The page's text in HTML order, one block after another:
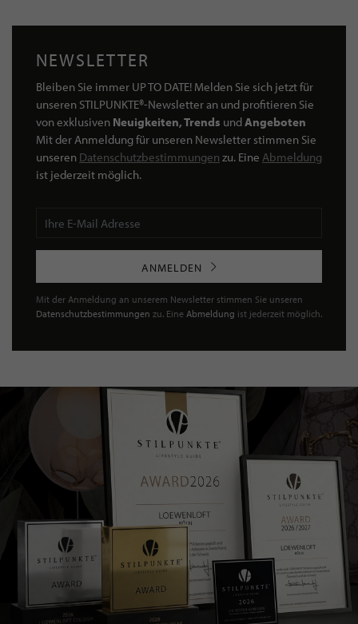
NEWSLETTER
Bleiben Sie immer UP TO DATE! Melden Sie sich jetzt für
unseren STILPUNKTE®-Newsletter an und profitieren Sie
von exklusiven Neuigkeiten, Trends undAngeboten
Mit der Anmeldung für unseren Newsletter stimmen Sie
unseren Datenschutzbestimmungen zu. Eine Abmeldung
ist jederzeit möglich.
ANMELDEN
Mit der Anmeldung an unserem Newsletter stimmen Sie unseren
Datenschutzbestimmungen zu. Eine Abmeldung ist jederzeit möglich.